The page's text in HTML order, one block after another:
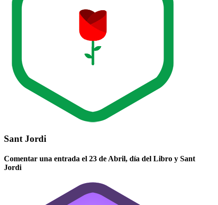
Sant Jordi
Comentar una entrada el 23 de Abril, día del Libro y Sant
Jordi